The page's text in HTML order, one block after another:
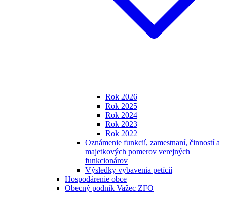
Rok 2026
Rok 2025
Rok 2024
Rok 2023
Rok 2022
Oznámenie funkcií, zamestnaní, činností a
majetkových pomerov verejných
funkcionárov
Výsledky vybavenia petícií
Hospodárenie obce
Obecný podnik Važec ZFO